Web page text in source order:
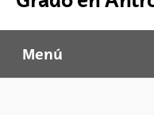
Grado en
Menú